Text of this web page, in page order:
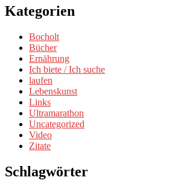
Kategorien
Bocholt
Bücher
Ernährung
Ich biete / Ich suche
laufen
Lebenskunst
Links
Ultramarathon
Uncategorized
Video
Zitate
Schlagwörter